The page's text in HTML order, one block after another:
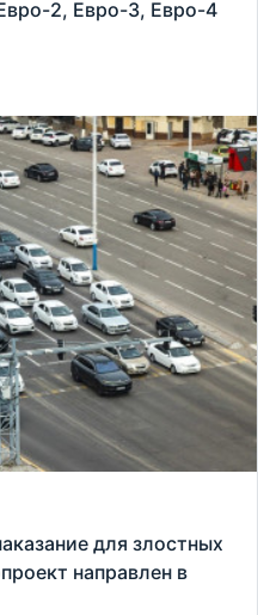
2, Евро-3, Евро-4
для злостных
направлен в